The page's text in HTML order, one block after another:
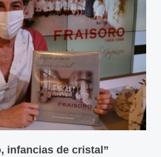
infancias de cristal”